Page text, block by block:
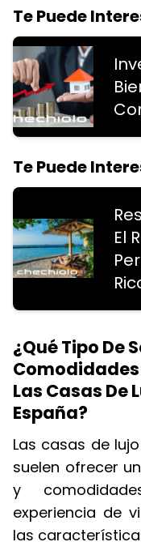
Te Puede
Te Puede
El
¿Qué Tipo De
Comodidades
Las Casas De
España?
Las casas de
suelen ofrecer
y
experiencia de
las